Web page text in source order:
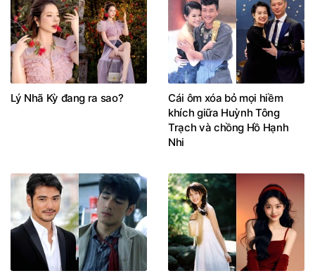
Lý Nhã Kỳ đang ra sao?
Cái ôm xóa bỏ mọi hiềm
khích giữa Huỳnh Tông
Trạch và chồng Hồ Hạnh
Nhi